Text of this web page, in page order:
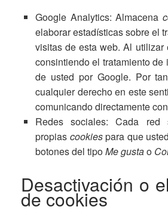
Google Analytics: Almacena
elaborar estadísticas sobre el
visitas de esta web. Al utilizar
consintiendo el tratamiento de
de usted por Google. Por
cualquier derecho en este
comunicando directamente
Redes sociales: Cada red
propias cookiespara que
botones del tipoMe gustao
Desactivación o
de cookies